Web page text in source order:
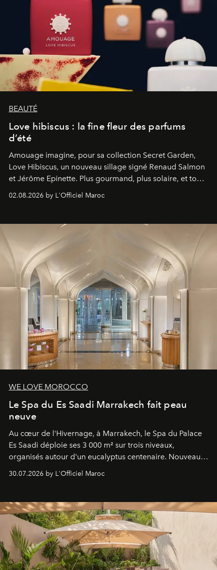
BEAUTÉ
Love hibiscus : la fine fleur des parfums
d’été
Amouage imagine, pour sa collection Secret Garden,
Love Hibiscus, un nouveau sillage signé Renaud Salmon
et Jérôme Epinette. Plus gourmand, plus solaire, et tout
à fait irrésistible.
02.08.2026 by L'Officiel Maroc
WE LOVE MOROCCO
Le Spa du Es Saadi Marrakech fait peau
neuve
Au cœur de l'Hivernage, à Marrakech, le Spa du Palace
Es Saadi déploie ses 3 000 m² sur trois niveaux,
organisés autour d'un eucalyptus centenaire. Nouveau
Lobby Bien-Être et Beauté, exclusivité mondiale en
neuro-cosmétique, parcours thermal et studio dédié au
entièreté, entre science des émotions et rituels
reposants.
30.07.2026 by L'Officiel Maroc